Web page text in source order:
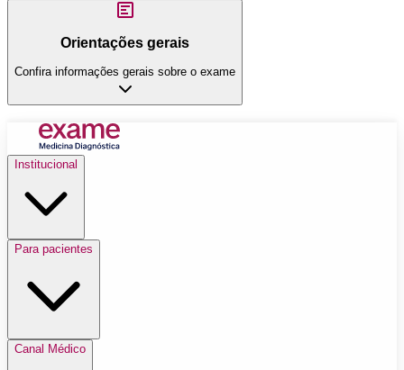
Orientações gerais
Confira informações gerais sobre o exame
Institucional
Para pacientes
Canal Médico